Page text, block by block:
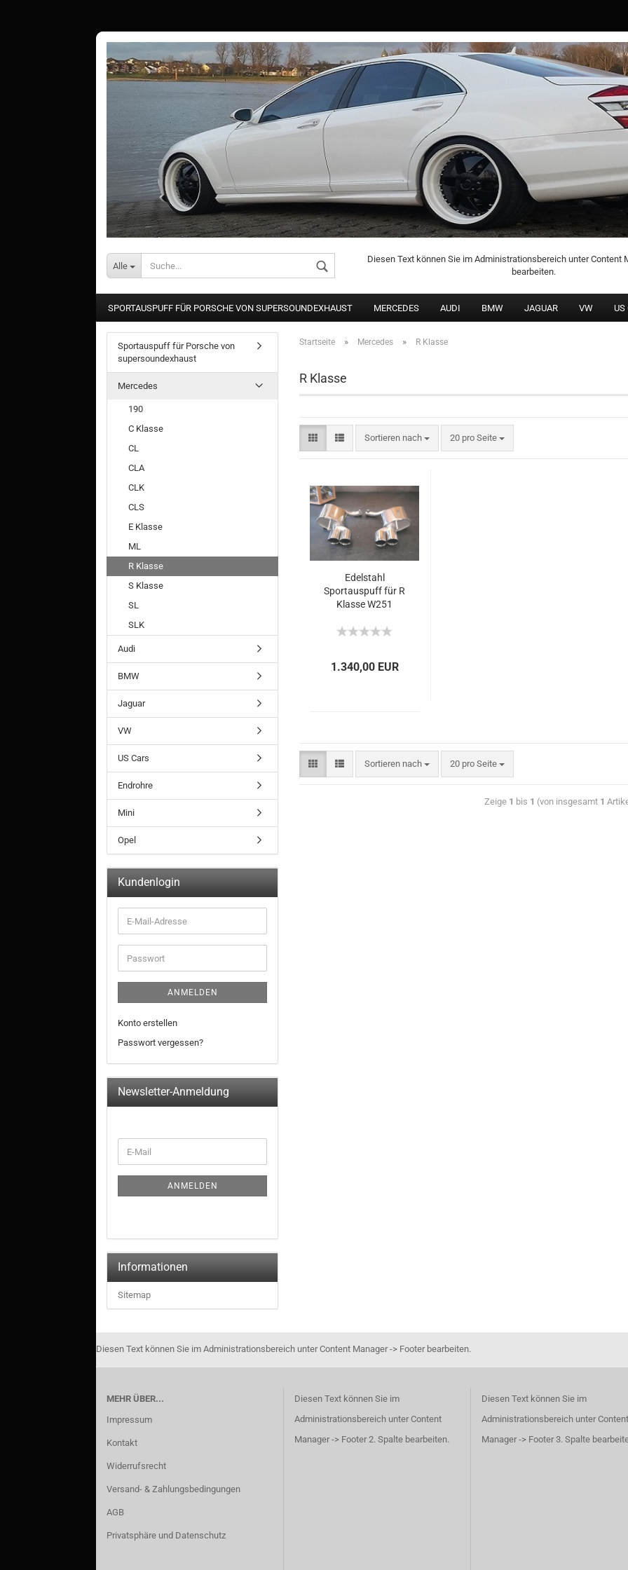
Passwort
Alle
Diesen Text können Sie im Administrationsbereich unter Content
bearbeiten.
SPORTAUSPUFF FÜR PORSCHE VON SUPERSOUNDEXHAUST MERCEDES AUDI BMW JAGUAR VW US
Startseite » Mercedes » R Klasse
R Klasse
Sortieren nach 20 pro Seite
Edelstahl
Sportauspuff für R
Klasse W251
1.340,00 EUR
Sortieren nach 20 pro Seite
Zeige 1 bis 1 (von insgesamt 1
Sportauspuff für Porsche von
supersoundexhaust
Mercedes
190
C Klasse
CL
CLA
CLK
CLS
E Klasse
ML
R Klasse
S Klasse
SL
SLK
Audi
BMW
Jaguar
VW
US Cars
Endrohre
Mini
Opel
Kundenlogin
ANMELDEN
Konto erstellen
Passwort vergessen?
Newsletter-Anmeldung
ANMELDEN
Informationen
Sitemap
Diesen Text können Sie im Administrationsbereich unter Content Manager -> Footer bearbeiten.
MEHR ÜBER...
Impressum
Kontakt
Widerrufsrecht
Versand- & Zahlungsbedingungen
AGB
Privatsphäre und Datenschutz
Diesen Text können Sie im
Administrationsbereich unter Content
Manager -> Footer 2. Spalte bearbeiten.
Diesen Text können Sie im
Administrationsbereich unter Content
Manager -> Footer 3. Spalte